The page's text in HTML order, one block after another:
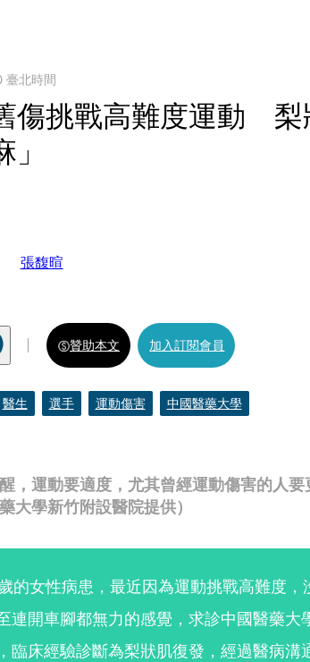
臺北時間
傷挑戰高難度運動 梨
，運動要適度，尤其曾經運動傷害的人
大學新竹附設醫院提供）
張馥暄
贊助本文 加入訂閱會員
醫生 選手 運動傷害 中國醫藥大學
的女性病患，最近因為運動挑戰高難度，
連開車腳都無力的感覺，求診中國醫藥大
臨床經驗診斷為梨狀肌復發，經過醫病溝